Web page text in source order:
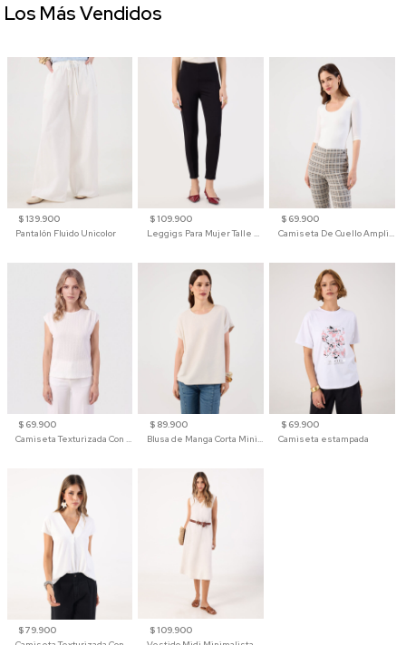
$ 139.900
Pantalón Fluido Unicolor
$ 109.900
$ 69.900
$ 69.900
$ 89.900
$ 69.900
Camiseta estampada
$ 79.900
$ 109.900
Los Más Vendidos